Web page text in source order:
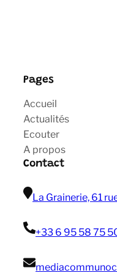
Pages
Accueil
Actualités
Ecouter
A propos
Contact
La Grainerie, 61
+33 6 95 58 75